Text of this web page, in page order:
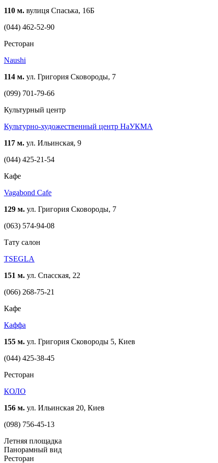
110 м. вулиця Спаська, 16Б
(044) 462-52-90
Ресторан
Naushi
114 м. ул. Григория Сковороды, 7
(099) 701-79-66
Культурный центр
Культурно-художественный центр НаУКМА
117 м. ул. Ильинская, 9
(044) 425-21-54
Кафе
Vagabond Cafe
129 м. ул. Григория Сковороды, 7
(063) 574-94-08
Тату салон
TSEGLA
151 м. ул. Спасская, 22
(066) 268-75-21
Кафе
Каффа
155 м. ул. Григория Сковороды 5, Киев
(044) 425-38-45
Ресторан
КОЛО
156 м. ул. Ильинская 20, Киев
(098) 756-45-13
Летняя площадка
Панорамный вид
Ресторан